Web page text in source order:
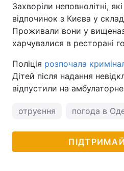
Захворіли неповнолітні,
відпочинок з Києва у
Проживали вони у
харчувалися в ресторані
Поліція розпочала
Дітей після надання
відпустили на амбулаторне
отруєння погода в